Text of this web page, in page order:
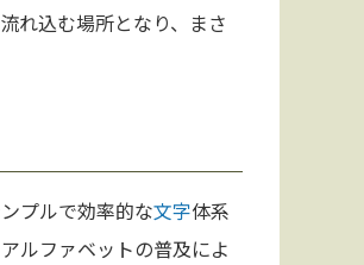
れ込む場所となり、まさ
プルで効率的な文字体系
ルファベットの普及によ